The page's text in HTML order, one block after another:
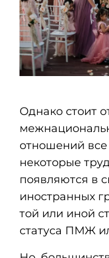
Однако стоит
отношений все
некоторые
появляются в
иностранных
той или иной
статуса ПМЖ